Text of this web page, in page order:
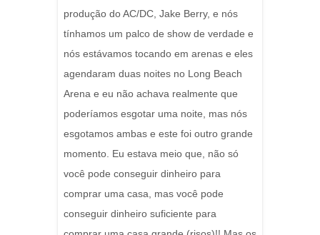
produção do AC/DC, Jake Berry, e nós
tínhamos um palco de show de verdade e
nós estávamos tocando em arenas e eles
agendaram duas noites no Long Beach
Arena e eu não achava realmente que
poderíamos esgotar uma noite, mas nós
esgotamos ambas e este foi outro grande
momento. Eu estava meio que, não só
você pode conseguir dinheiro para
comprar uma casa, mas você pode
conseguir dinheiro suficiente para